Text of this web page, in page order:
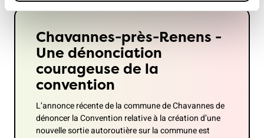
Chavannes-près-Renens -
Une dénonciation
courageuse de la
convention
L’annonce récente de la commune de Chavannes de
dénoncer la Convention relative à la création d’une
nouvelle sortie autoroutière sur la commune est